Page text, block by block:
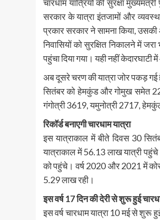
चारधाम यात्रियों की सुरक्षा
सरकार के यात्रा इंतजामों और
प्रकार सरकार ने सामना किया,
निवासियों को सुरक्षित निकालने में
पहुंचा दिया गया। यही नहीं
अब दूसरे चरण की यात्रा जोर पकड़ गई
सितंबर को हेमकुंड और गोमुख समेत 22
गंगोत्री 3619, यमुनोत्री 2717,
रिकॉर्ड बनाएगी चारधाम यात्रा
इस यात्राकाल में बीते दिवस 30
यात्राकाल में 56.13 लाख यात्री
को पहुंचे। वर्ष 2020 और 2021 में
5.29 लाख रही।
इस वर्ष 17 दिन की देरी से शुरू हुई
इस वर्ष चारधाम यात्रा 10 मई से शुरू